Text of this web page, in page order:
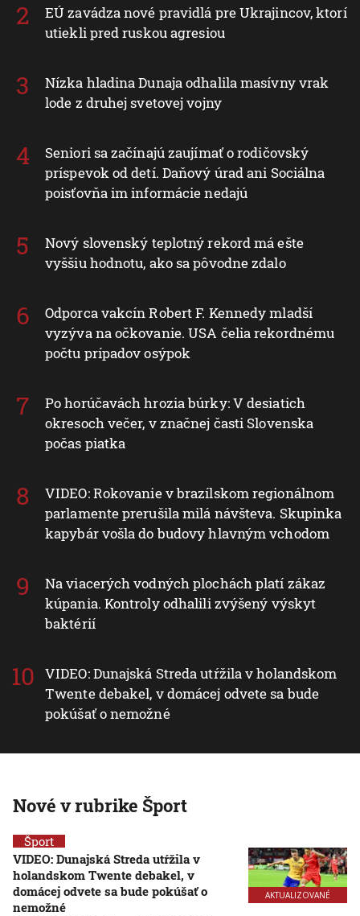
EÚ zavádza nové pravidlá pre Ukrajincov, ktorí
utiekli pred ruskou agresiou
Nízka hladina Dunaja odhalila masívny vrak
lode z druhej svetovej vojny
Seniori sa začínajú zaujímať o rodičovský
príspevok od detí. Daňový úrad ani Sociálna
poisťovňa im informácie nedajú
Nový slovenský teplotný rekord má ešte
vyššiu hodnotu, ako sa pôvodne zdalo
Odporca vakcín Robert F. Kennedy mladší
vyzýva na očkovanie. USA čelia rekordnému
počtu prípadov osýpok
Po horúčavách hrozia búrky: V desiatich
okresoch večer, v značnej časti Slovenska
počas piatka
VIDEO: Rokovanie v brazílskom regionálnom
parlamente prerušila milá návšteva. Skupinka
kapybár vošla do budovy hlavným vchodom
Na viacerých vodných plochách platí zákaz
kúpania. Kontroly odhalili zvýšený výskyt
baktérií
VIDEO: Dunajská Streda utŕžila v holandskom
Twente debakel, v domácej odvete sa bude
pokúšať o nemožné
Nové v rubrike Šport
AKTUALIZOVANÉ
Šport
VIDEO: Dunajská Streda utŕžila v
holandskom Twente debakel, v
domácej odvete sa bude pokúšať o
nemožné